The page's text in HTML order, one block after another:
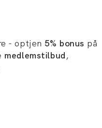
- optjen 5% bonus på
medlemstilbud,